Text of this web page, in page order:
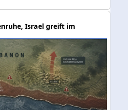
Israel greift im